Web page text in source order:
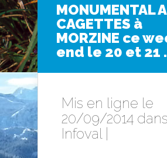
MONUMENTAL
CAGETTES à
MORZINE ce
end le 20 et 21
Mis en ligne le
20/09/2014 dans
Infoval